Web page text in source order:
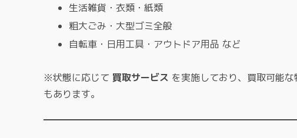
生活雑貨・衣類・紙類
粗大ごみ・大型ゴミ全般
自転車・日用工具・アウトドア用品 など
※状態に応じて 買取サービス を実施しており、買取可能
もあります。